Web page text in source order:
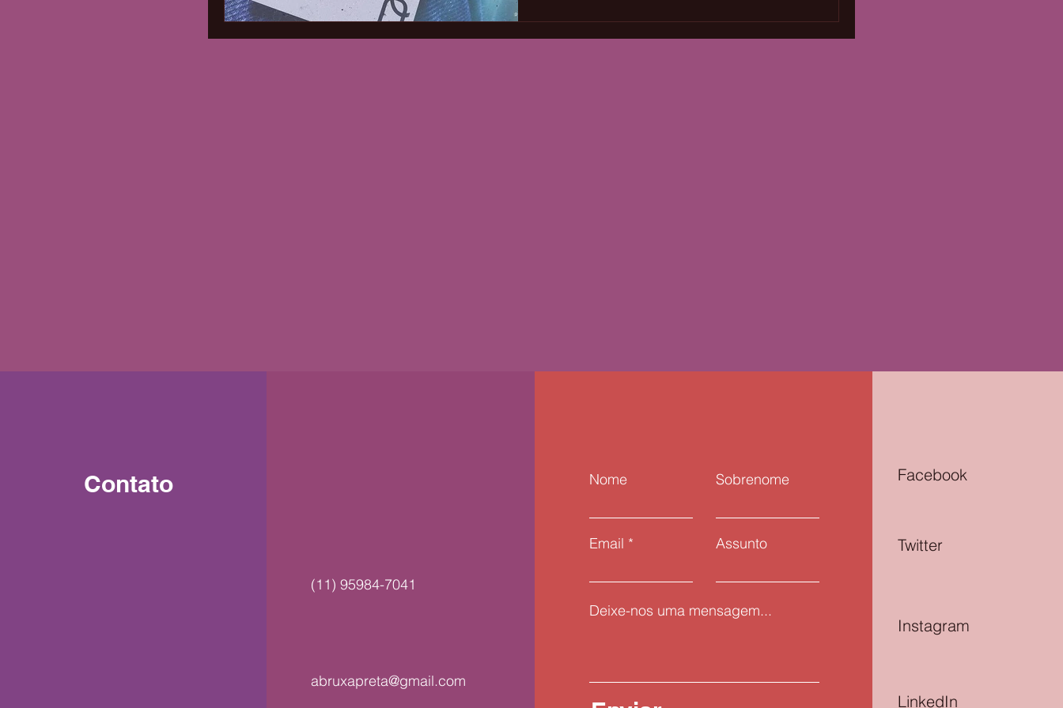
Contato
(11) 95984-7041
abruxapreta@gmail.com
Nome
Email
Sobrenome
Assunto
Deixe-nos uma mensagem...
Facebook
Twitter
Instagram
LinkedIn